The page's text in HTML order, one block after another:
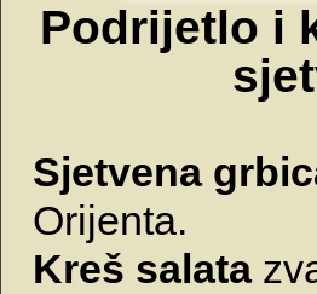
Podrijetlo i
Sjetvena
Orijenta.
Kreš salata